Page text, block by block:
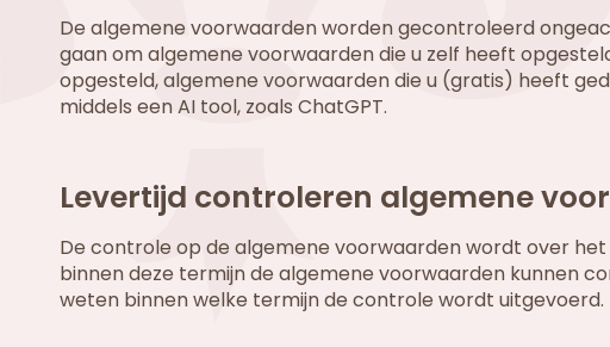
De algemene voorwaarden worden gecontroleerd
gaan om algemene voorwaarden die u zelf heeft
opgesteld, algemene voorwaarden die u (gratis) heeft
middels een AI tool, zoals ChatGPT.
Levertijd controleren algemene
De controle op de algemene voorwaarden wordt over
binnen deze termijn de algemene voorwaarden kunnen
weten binnen welke termijn de controle wordt uitgevoerd.